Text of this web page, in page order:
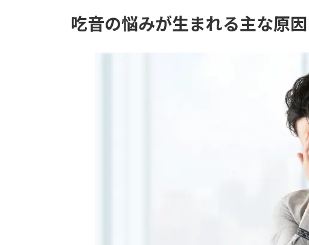
吃音の悩みが生まれる主な原因